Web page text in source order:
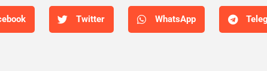
Twitter WhatsApp